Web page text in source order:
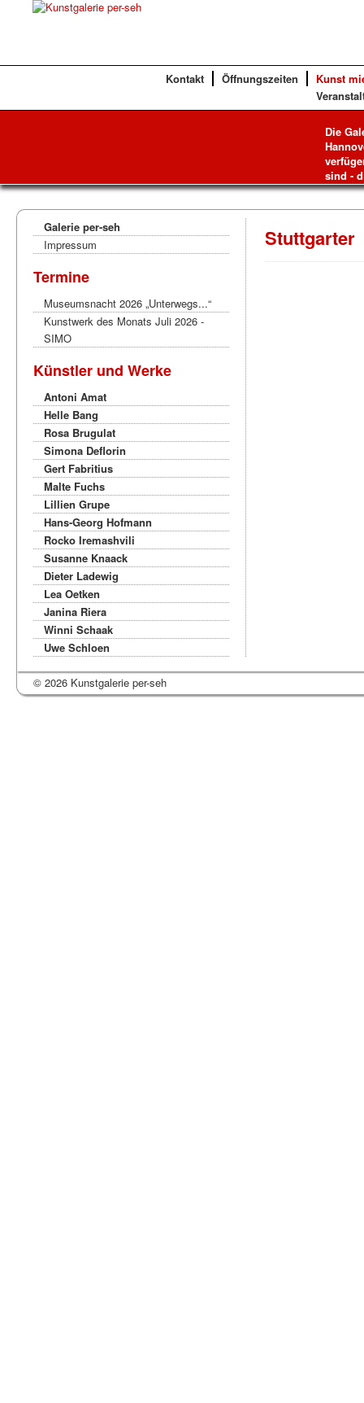
Kontakt Öffnungszeiten
Kunst
Die
sind -
Galerie per-seh
Impressum
Termine
Museumsnacht 2026 „Unterwegs...“
Kunstwerk des Monats Juli 2026 -
SIMO
Künstler und Werke
Antoni Amat
Helle Bang
Rosa Brugulat
Simona Deflorin
Gert Fabritius
Malte Fuchs
Lillien Grupe
Hans-Georg Hofmann
Rocko Iremashvili
Susanne Knaack
Dieter Ladewig
Lea Oetken
Janina Riera
Winni Schaak
Uwe Schloen
Stuttgarter
© 2026 Kunstgalerie per-seh